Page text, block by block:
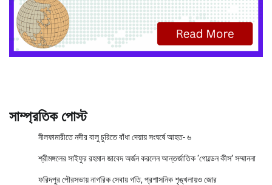
সাম্প্রতিক পোস্ট
নীলফামারীতে নদীর বালু চুরিতে বাঁধা দেয়ায় সংঘর্ষে আহত- ৬
শ্রীমঙ্গলের সাইফুর রহমান জাবেদ অর্জন করলেন আন্তর্জাতিক ‘গোল্ডেন কীস’ সম্মাননা
ফরিদপুর পৌরসভায় নাগরিক সেবায় গতি, প্রশাসনিক শৃঙ্খলায়ও জোর